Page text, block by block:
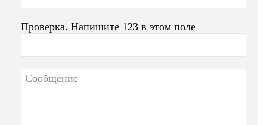
Проверка. Напишите 123 в этом поле